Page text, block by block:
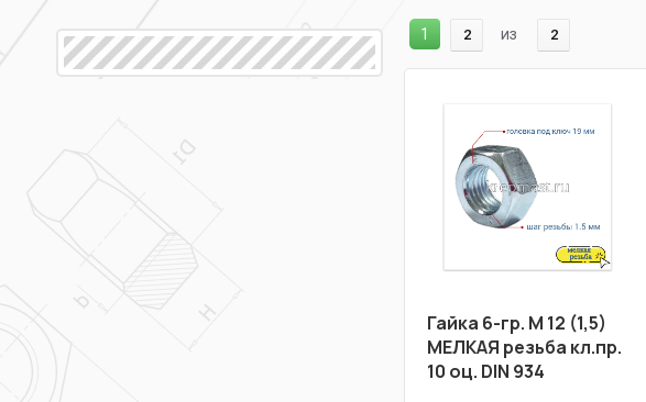
1 2 из 2
Гайка 6-гр. М 12 (1,5)
МЕЛКАЯ резьба кл.пр.
10 оц. DIN 934